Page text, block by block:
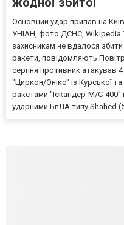
Основний удар припав на
УНІАН, фото ДСНС, Wikipedia
захисникам не вдалося збити
ракети, повідомляють
серпня противник атакував
"Циркон/Онікс" із Курської
ракетами "Іскандер-М/С-400"
ударними БпЛА типу Shahed